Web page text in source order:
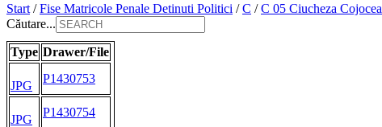
Start /Fise Matricole Penale Detinuti Politici /C /C 05 Ciucheza Cojocea
Căutare...
Type Drawer/File
JPG
P1430753
JPG
P1430754